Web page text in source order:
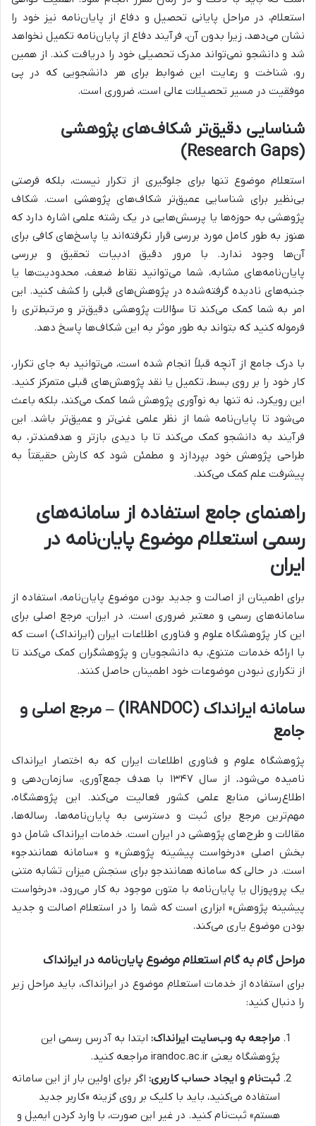
استعلام، در مراحل پایانی تحصیل و دفاع از پایان‌نامه نیز خود را
نشان می‌دهد، زیرا بدون آن، فرآیند دفاع از پایان‌نامه تکمیل نخواهد
شد و دانشجو نمی‌تواند مدرک تحصیلی خود را دریافت کند. از همین
رو، شناخت و رعایت این ضوابط برای هر دانشجویی که در پی
موفقیت در مسیر تحصیلات عالی است، ضروری است.
شناسایی دقیق‌تر شکاف‌های پژوهشی
(Research Gaps)
استعلام موضوع تنها برای جلوگیری از تکرار نیست، بلکه فرصتی
بی‌نظیر برای شناسایی عمیق‌تر شکاف‌های پژوهشی است. شکاف
پژوهشی به حوزه‌ها یا پرسش‌هایی در یک رشته علمی اشاره دارد که
هنوز به طور کامل مورد بررسی قرار نگرفته‌اند یا پاسخ‌های کافی برای
آن‌ها وجود ندارد. با مرور دقیق ادبیات تحقیق و بررسی
پایان‌نامه‌های مشابه، شما می‌توانید نقاط ضعف، محدودیت‌ها یا
جنبه‌های نادیده گرفته‌شده در پژوهش‌های قبلی را کشف کنید. این
امر به شما کمک می‌کند تا سؤالات پژوهشی دقیق‌تر و مرتبط‌تری را
فرموله کنید که بتواند به طور موثر به این شکاف‌ها پاسخ دهد.
با درک جامع از آنچه قبلاً انجام شده است، می‌توانید به جای تکرار،
کار خود را بر روی بسط، تکمیل یا نقد پژوهش‌های قبلی متمرکز کنید.
این رویکرد، نه تنها به نوآوری پژوهش شما کمک می‌کند، بلکه باعث
می‌شود تا پایان‌نامه شما از نظر علمی غنی‌تر و عمیق‌تر باشد. این
فرآیند به دانشجو کمک می‌کند تا با دیدی بازتر و هدفمندتر، به
طراحی پژوهش خود بپردازد و مطمئن شود که کارش حقیقتاً به
پیشرفت علم کمک می‌کند.
راهنمای جامع استفاده از سامانه‌های
رسمی استعلام موضوع پایان‌نامه در
ایران
برای اطمینان از اصالت و جدید بودن موضوع پایان‌نامه، استفاده از
سامانه‌های رسمی و معتبر ضروری است. در ایران، مرجع اصلی برای
این کار پژوهشگاه علوم و فناوری اطلاعات ایران (ایرانداک) است که
با ارائه خدمات متنوع، به دانشجویان و پژوهشگران کمک می‌کند تا
از تکراری نبودن موضوعات خود اطمینان حاصل کنند.
سامانه ایرانداک (IRANDOC) – مرجع اصلی و
جامع
پژوهشگاه علوم و فناوری اطلاعات ایران که به اختصار ایرانداک
نامیده می‌شود، از سال ۱۳۴۷ با هدف جمع‌آوری، سازمان‌دهی و
اطلاع‌رسانی منابع علمی کشور فعالیت می‌کند. این پژوهشگاه،
مهم‌ترین مرجع برای ثبت و دسترسی به پایان‌نامه‌ها، رساله‌ها،
مقالات و طرح‌های پژوهشی در ایران است. خدمات ایرانداک شامل دو
بخش اصلی «درخواست پیشینه پژوهش» و «سامانه همانندجو»
است. در حالی که سامانه همانندجو برای سنجش میزان تشابه متنی
یک پروپوزال یا پایان‌نامه با متون موجود به کار می‌رود، «درخواست
پیشینه پژوهش» ابزاری است که شما را در استعلام اصالت و جدید
بودن موضوع یاری می‌کند.
مراحل گام به گام استعلام موضوع پایان‌نامه در ایرانداک
برای استفاده از خدمات استعلام موضوع در ایرانداک، باید مراحل زیر
را دنبال کنید:
مراجعه به وب‌سایت ایرانداک: ابتدا به آدرس رسمی این
پژوهشگاه یعنی irandoc.ac.ir مراجعه کنید.
ثبت‌نام و ایجاد حساب کاربری: اگر برای اولین بار از این سامانه
استفاده می‌کنید، باید با کلیک بر روی گزینه «کاربر جدید
هستم» ثبت‌نام کنید. در غیر این صورت، با وارد کردن ایمیل و